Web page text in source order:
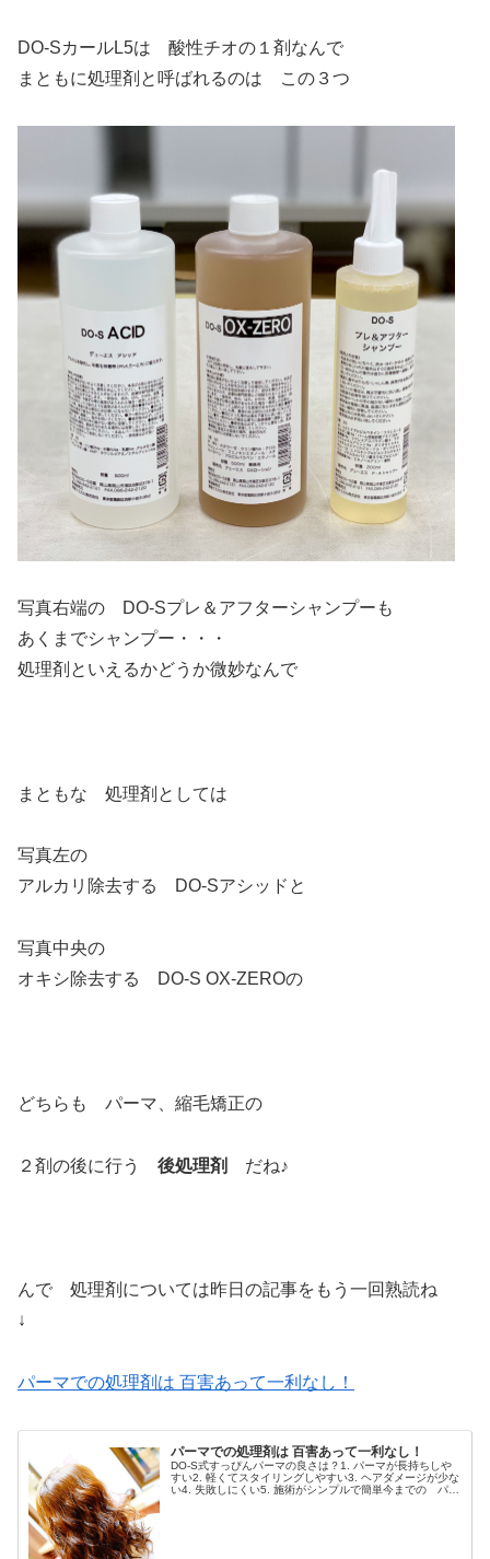
DO-SカールL5は 酸性チオの１剤なんで
まともに処理剤と呼ばれるのは この３つ
写真右端の DO-Sプレ＆アフターシャンプーも
あくまでシャンプー・・・
処理剤といえるかどうか微妙なんで
まともな 処理剤としては
写真左の
アルカリ除去する DO-Sアシッドと
写真中央の
オキシ除去する DO-S OX-ZEROの
どちらも パーマ、縮毛矯正の
２剤の後に行う 後処理剤 だね♪
んで 処理剤については昨日の記事をもう一回熟読ね
↓
パーマでの処理剤は 百害あって一利なし！
パーマでの処理剤は 百害あって一利なし！
DO-S式すっぴんパーマの良さは？1. パーマが長持ちしや
すい2. 軽くてスタイリングしやすい3. ヘアダメージが少な
い4. 失敗しにくい5. 施術がシンプルで簡単今までの パー